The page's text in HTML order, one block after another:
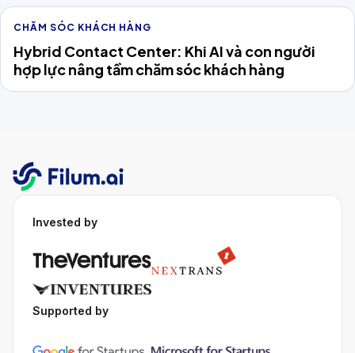
CHĂM SÓC KHÁCH HÀNG
Hybrid Contact Center: Khi AI và con người
hợp lực nâng tầm chăm sóc khách hàng
Invested by
Supported by